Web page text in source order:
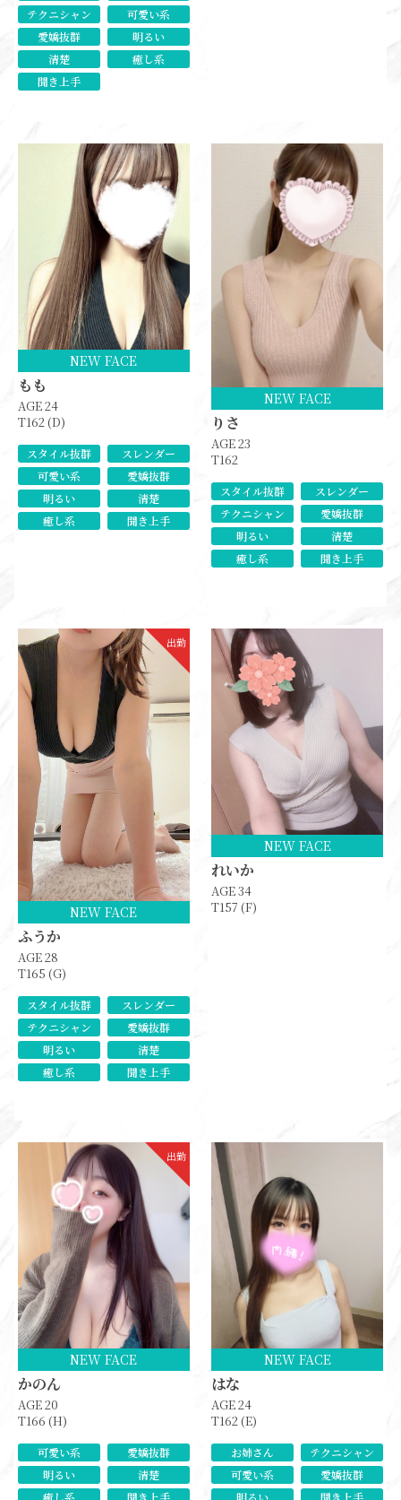
テクニシャン
可愛い系
愛嬌抜群
明るい
清楚
癒し系
聞き上手
NEW FACE
もも
AGE 24
T162 (D)
スタイル抜群
スレンダー
可愛い系
愛嬌抜群
明るい
清楚
癒し系
聞き上手
NEW FACE
りさ
AGE 23
T162
スタイル抜群
スレンダー
テクニシャン
愛嬌抜群
明るい
清楚
癒し系
聞き上手
出勤
NEW FACE
ふうか
AGE 28
T165 (G)
スタイル抜群
スレンダー
テクニシャン
愛嬌抜群
明るい
清楚
癒し系
聞き上手
NEW FACE
れいか
AGE 34
T157 (F)
出勤
NEW FACE
かのん
AGE 20
T166 (H)
可愛い系
愛嬌抜群
明るい
清楚
NEW FACE
はな
AGE 24
T162 (E)
お姉さん
テクニシャン
可愛い系
愛嬌抜群